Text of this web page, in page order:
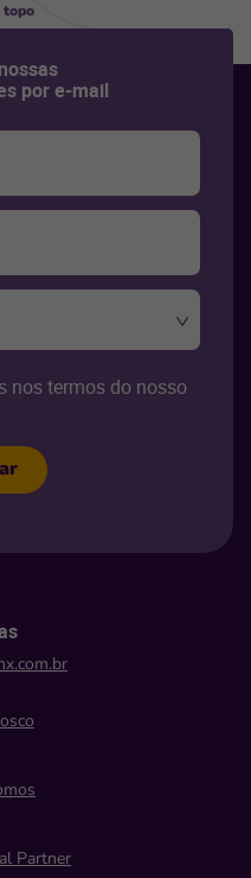
topo
por e-mail
nos termos do nosso
Partner